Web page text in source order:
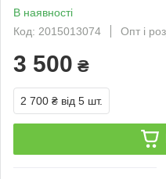
В наявності
Код: 2015013074
Опт і
3 500 ₴
2 700 ₴ від 5 шт.